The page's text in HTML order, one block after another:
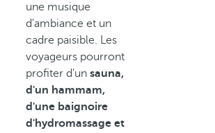
une musique
d'ambiance et un
cadre paisible. Les
voyageurs pourront
profiter d'unsauna,
d'un hammam,
d'une baignoire
d'hydromassage et